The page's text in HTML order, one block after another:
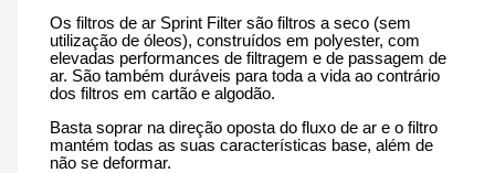
Os filtros de ar Sprint Filter são filtros a seco (sem
utilização de óleos), construídos em polyester, com
elevadas performances de filtragem e de passagem de
ar. São também duráveis para toda a vida ao contrário
dos filtros em cartão e algodão.
Basta soprar na direção oposta do fluxo de ar e o filtro
mantém todas as suas características base, além de
não se deformar.